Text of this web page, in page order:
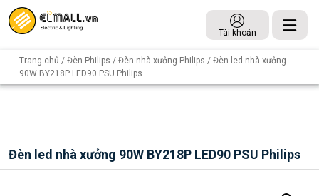
Tài khoản
Trang chủ / Đèn Philips / Đèn nhà xưởng Philips / Đèn led nhà xưởng
90W BY218P LED90 PSU Philips
Đèn led nhà xưởng 90W BY218P LED90 PSU Philips